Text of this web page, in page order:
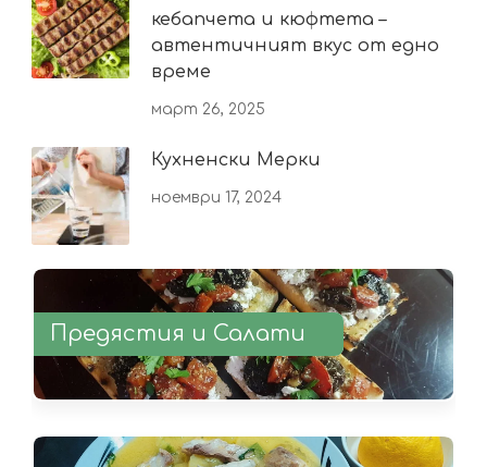
кебапчета и кюфтета –
автентичният вкус от едно
време
март 26, 2025
Кухненски Мерки
ноември 17, 2024
Предястия и Салати